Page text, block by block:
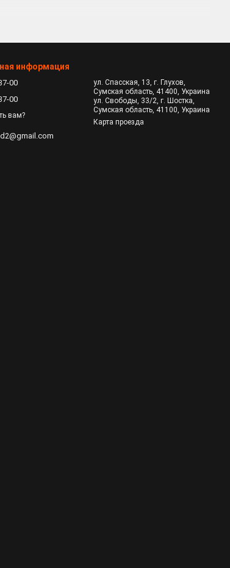
волокно у клиента.
в нескольких цветах: белый, серый, кремовый,
изгибов и заломов.
поможет избежать пожара в случае короткого
Все это идет в комплекте с корпусом.
сеть, в т.ч. и настенные
агрегаты у нас приятно удивит любого
информация
00
00
вам?
ул. Спасская, 13, г. Глухов,
Сумская область, 41400, Украина
ул. Свободы, 33/2, г. Шостка,
Сумская область, 41100, Украина
Карта проезда